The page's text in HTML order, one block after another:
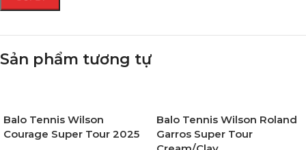
Sản phẩm tương tự
Balo Tennis Wilson
Courage Super Tour 2025
Balo Tennis Wilson Roland
Garros Super Tour